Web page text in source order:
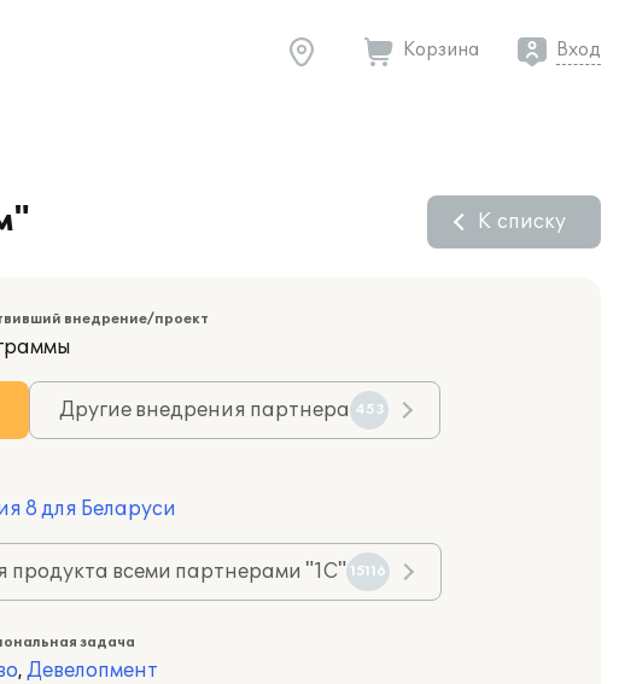
Корзина Вход
К списку
внедрение/проект
Другие внедрения партнера 453
8 для Беларуси
продукта всеми партнерами "1С" 15116
задача
, Девелопмент